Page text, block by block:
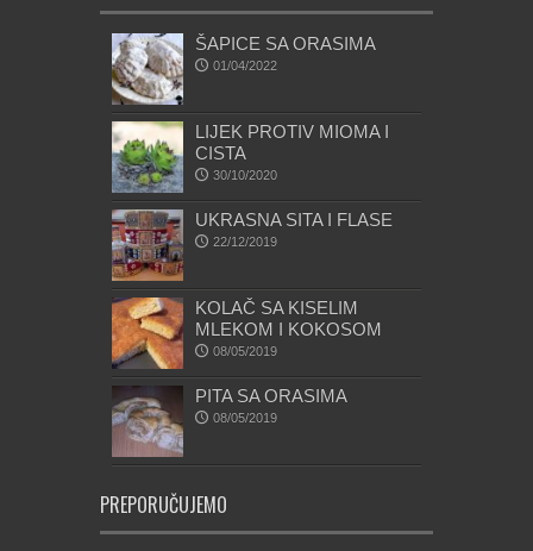
ŠAPICE SA ORASIMA
01/04/2022
LIJEK PROTIV MIOMA I
CISTA
30/10/2020
UKRASNA SITA I FLASE
22/12/2019
KOLAČ SA KISELIM
MLEKOM I KOKOSOM
08/05/2019
PITA SA ORASIMA
08/05/2019
PREPORUČUJEMO